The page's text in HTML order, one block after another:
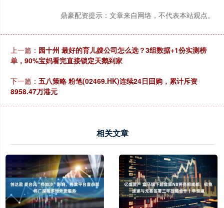
鼎豪配资提示：文章来自网络，不代表本站观点。
上一篇： 园十州 最好的育儿嫂公司怎么选？3组数据+1份实测榜
单，90%宝妈看完直接锁定天鹅到家
下一篇： 五八策略 粉笔(02469.HK)连续24日回购，累计斥资
8958.47万港元
相关文章